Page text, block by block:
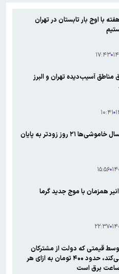
در چهارشنبه
در دستور کار
توانیر: ۸ هفته با اوج بار تابستان در تهران
۱۷:۴۳
مناطق آسیب‌دیده تهران و البرز
۱۰:۴۱
توانیر: امسال خاموشی‌ها ۲۱ روز زودتر به پایان
۱۵:۵۶
همزمان با موج جدید گرما
۲۲:۳۷
قیمتی که دولت از مشترکان
دریافت می‌کند، حدود ۴۰۰ تومان به ازای هر
ساعت برق است